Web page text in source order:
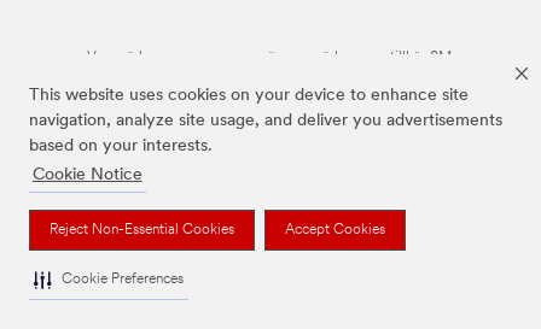
This website uses cookies on your device to enhance site
navigation, analyze site usage, and deliver you advertisements
based on your interests.
Cookie Notice
Reject Non-Essential Cookies Accept Cookies
Cookie Preferences
Varumärken som anges ovan är varumärken som tillhör 3M.